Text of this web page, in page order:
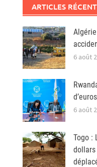
ARTICLES
6 août
6 août
Togo :